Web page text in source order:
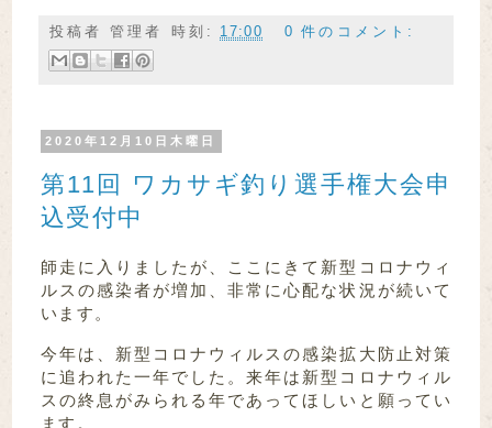
投稿者管理者 時刻: 17:00 0 件のコメント:
2020年12月10日木曜日
第11回 ワカサギ釣り選手権大会申
込受付中
師走に入りましたが、ここにきて新型コロナウィ
ルスの感染者が増加、非常に心配な状況が続いて
います。
今年は、新型コロナウィルスの感染拡大防止対策
に追われた一年でした。来年は新型コロナウィル
スの終息がみられる年であってほしいと願ってい
ます。